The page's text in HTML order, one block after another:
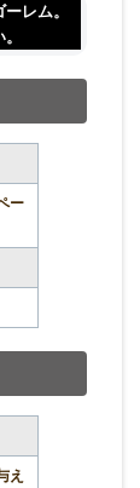
レム。
ー
え